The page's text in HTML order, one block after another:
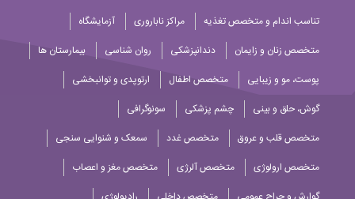
تناسب اندام و متخصص تغذیه مراکز ناباروری
آزمایشگاه
متخصص زنان و زایمان
دندانپزشکی روان شناسی
بیمارستان ها
پوست، مو و زیبایی
متخصص اطفال
ارتوپدی و توانبخشی
گوش، حلق و بینی
چشم پزشکی
سونوگرافی
متخصص قلب و عروق
متخصص غدد
سمعک و شنوایی سنجی
متخصص ارولوژی
متخصص آلرژی
متخصص مغز و اعصاب